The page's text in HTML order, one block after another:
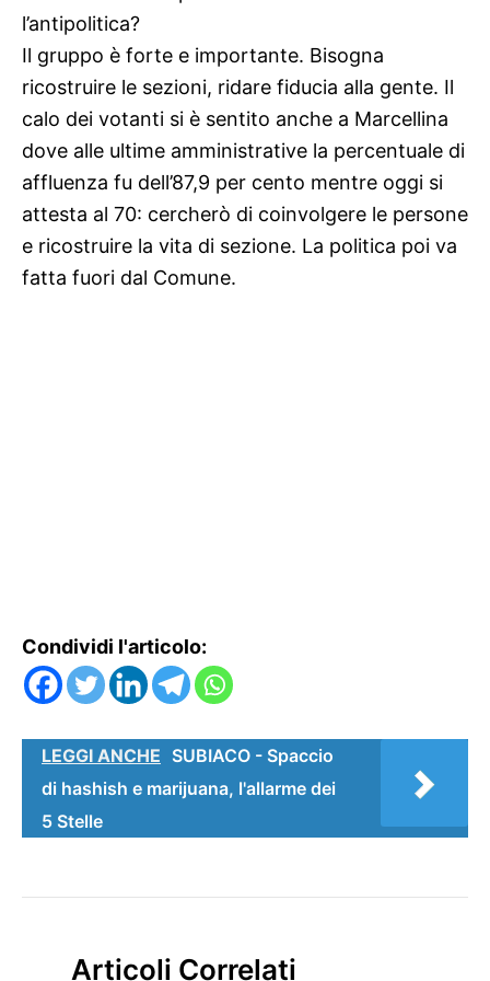
l’antipolitica?
Il gruppo è forte e importante. Bisogna
ricostruire le sezioni, ridare fiducia alla gente. Il
calo dei votanti si è sentito anche a Marcellina
dove alle ultime amministrative la percentuale di
affluenza fu dell’87,9 per cento mentre oggi si
attesta al 70: cercherò di coinvolgere le persone
e ricostruire la vita di sezione. La politica poi va
fatta fuori dal Comune.
Condividi l'articolo:
LEGGI ANCHE SUBIACO - Spaccio
di hashish e marijuana, l'allarme dei
5 Stelle
Articoli Correlati